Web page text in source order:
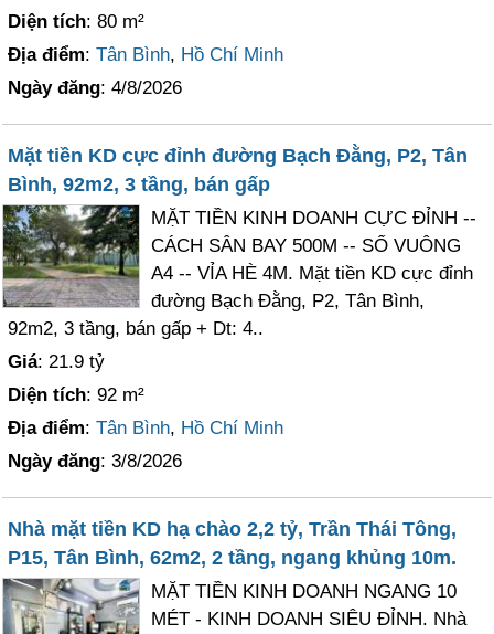
Diện tích: 80 m²
Địa điểm:Tân Bình, Hồ Chí Minh
Ngày đăng: 4/8/2026
Mặt tiền KD cực đỉnh đường Bạch Đằng, P2, Tân
Bình, 92m2, 3 tầng, bán gấp
MẶT TIỀN KINH DOANH CỰC ĐỈNH --
CÁCH SÂN BAY 500M -- SỔ VUÔNG
A4 -- VỈA HÈ 4M. Mặt tiền KD cực đỉnh
đường Bạch Đằng, P2, Tân Bình,
92m2, 3 tầng, bán gấp + Dt: 4..
Giá: 21.9 tỷ
Diện tích: 92 m²
Địa điểm:Tân Bình, Hồ Chí Minh
Ngày đăng: 3/8/2026
Nhà mặt tiền KD hạ chào 2,2 tỷ, Trần Thái Tông,
P15, Tân Bình, 62m2, 2 tầng, ngang khủng 10m.
MẶT TIỀN KINH DOANH NGANG 10
MÉT - KINH DOANH SIÊU ĐỈNH. Nhà